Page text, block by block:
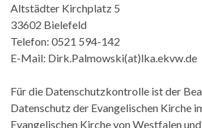
Altstädter Kirchplatz 5
33602 Bielefeld
Telefon: 0521 594-142
E-Mail: Dirk.Palmowski(at)lka.ekvw.de
Für die Datenschutzkontrolle ist der
Datenschutz der Evangelischen Kirche
Evangelischen Kirche von Westfalen